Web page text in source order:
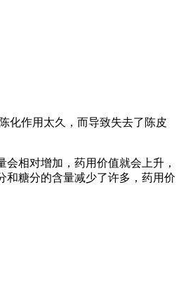
化作用太久，而导致失去了陈皮
相对增加，药用价值就会上升，
和糖分的含量减少了许多，药用价